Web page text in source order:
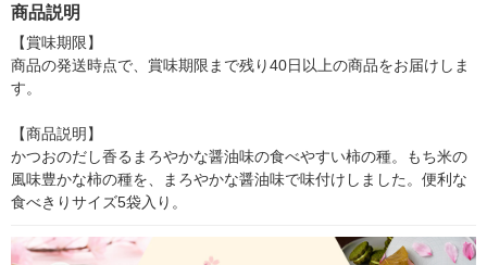
商品説明
【賞味期限】
商品の発送時点で、賞味期限まで残り40日以上の商品をお届けしま
す。
【商品説明】
かつおのだし香るまろやかな醤油味の食べやすい柿の種。もち米の
風味豊かな柿の種を、まろやかな醤油味で味付けしました。便利な
食べきりサイズ5袋入り。